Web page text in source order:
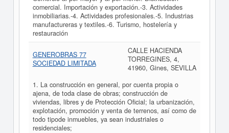
comercial. Importación y exportación.-3. Actividades
inmobiliarias.-4. Actividades profesionales.-5. Industrias
manufactureras y textiles.-6. Turismo, hostelería y
restauración
GENEROBRAS 77
SOCIEDAD LIMITADA
CALLE HACIENDA
TORREGINES, 4,
41960, Gines, SEVILLA
1. La construcción en general, por cuenta propia o
ajena, de toda clase de obras; construcción de
viviendas, libres y de Protección Oficial; la urbanización,
explotación, promoción y venta de terrenos, así como de
todo tipode inmuebles, ya sean industriales o
residenciales;